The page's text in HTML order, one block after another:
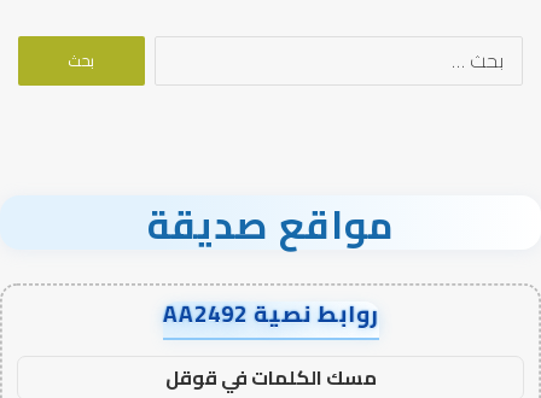
البحث
مواقع صديقة
روابط نصية AA2492
مسك الكلمات في قوقل